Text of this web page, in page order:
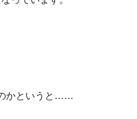
かというと……